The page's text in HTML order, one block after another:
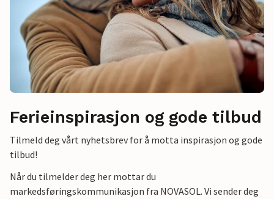
Ferieinspirasjon og gode tilbud
Tilmeld deg vårt nyhetsbrev for å motta inspirasjon og gode
tilbud!
Når du tilmelder deg her mottar du
markedsføringskommunikasjon fra NOVASOL. Vi sender deg